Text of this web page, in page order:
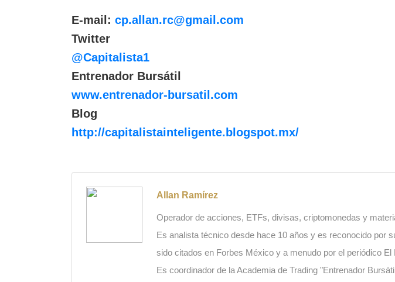
E-mail: cp.allan.rc@gmail.com
Twitter
@Capitalista1
Entrenador Bursátil
www.entrenador-bursatil.com
Blog
http://capitalistainteligente.blogspot.mx/
Allan Ramírez
Operador de acciones, ETFs, divisas, criptomonedas y
Es analista técnico desde hace 10 años y es reconocido por
sido citados en Forbes México y a menudo por el periódico El
Es coordinador de la Academia de Trading "Entrenador